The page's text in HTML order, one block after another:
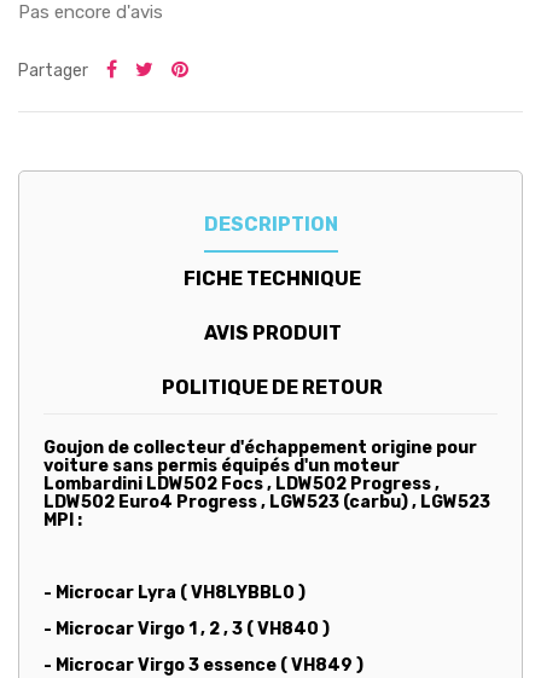
Pas encore d'avis
Partager
DESCRIPTION
FICHE TECHNIQUE
AVIS PRODUIT
POLITIQUE DE RETOUR
Goujon de collecteur d'échappement origine pour
voiture sans permis équipés d'un moteur
Lombardini LDW502 Focs , LDW502 Progress ,
LDW502 Euro4 Progress , LGW523 (carbu) , LGW523
MPI :
- Microcar Lyra ( VH8LYBBL0 )
- Microcar Virgo 1 , 2 , 3 ( VH840 )
- Microcar Virgo 3 essence ( VH849 )